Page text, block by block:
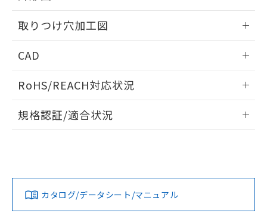
取りつけ穴加工図
CAD
ドすることができます。
ログイン/会員登録
ダウンロードデータをご利用いただく前に、以下を必ずお読
みください。
ソフトウェアの使用条件
RoHS/REACH対応状況
EU RoHS 注意事項・凡例
対応済み
規格認証/適合状況
カタログ/データシート/マニュアル
ものではありません。
また、RoHS指令のフタル酸エステル類４
既に当社にて対応品への在庫切替を完了
していることから、特段のことがない限
り、2022年1月12日より割愛しておりま
す。